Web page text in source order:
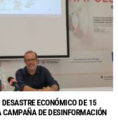
ECONÓMICO DE 15
CAMPAÑA DE DESINFORMACIÓN